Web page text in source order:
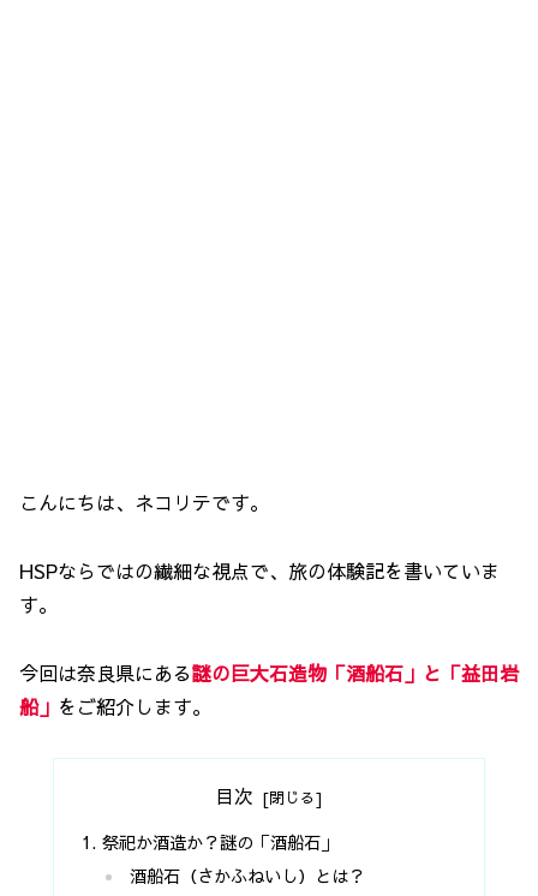
こんにちは、ネコリテです。
HSPならではの繊細な視点で、旅の体験記を書いていま
す。
今回は奈良県にある謎の巨大石造物「酒船石」と「益田岩
船」 をご紹介します。
目次
祭祀か酒造か？謎の「酒船石」
酒船石（さかふねいし）とは？